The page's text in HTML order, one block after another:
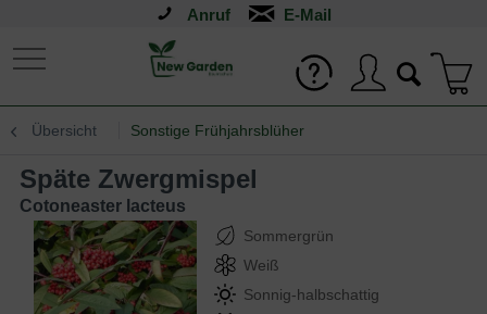
Anruf
Übersicht Sonstige Frühjahrsblüher
Späte Zwergmispel
Cotoneaster lacteus
Sommergrün
Weiß
Sonnig-halbschattig